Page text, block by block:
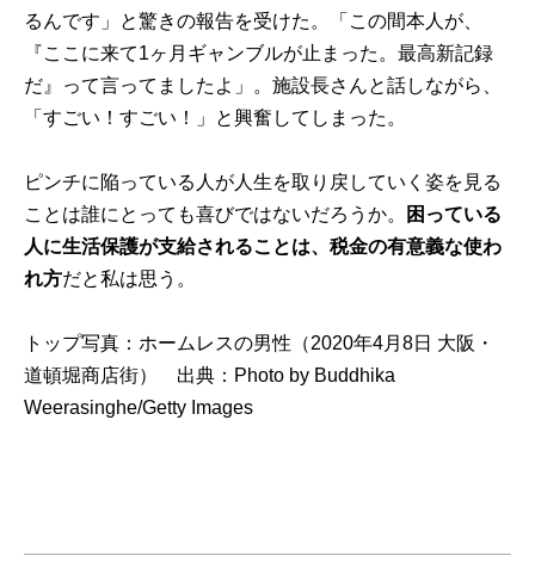
るんです」と驚きの報告を受けた。「この間本人が、
『ここに来て1ヶ月ギャンブルが止まった。最高新記録
だ』って言ってましたよ」。施設長さんと話しながら、
「すごい！すごい！」と興奮してしまった。
ピンチに陥っている人が人生を取り戻していく姿を見る
ことは誰にとっても喜びではないだろうか。
困っている
人に生活保護が支給されることは、税金の有意義な使わ
れ方だと私は思う。
トップ写真：ホームレスの男性（2020年4月8日 大阪・
道頓堀商店街） 出典： Photo by Buddhika
Weerasinghe/Getty Images